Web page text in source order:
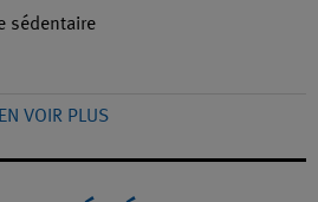
sédentaire
EN VOIR PLUS